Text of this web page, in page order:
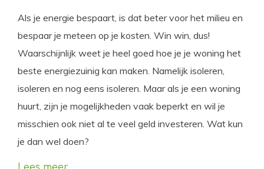
Als je energie bespaart, is dat beter voor het milieu en
bespaar je meteen op je kosten. Win win, dus!
Waarschijnlijk weet je heel goed hoe je je woning het
beste energiezuinig kan maken. Namelijk isoleren,
isoleren en nog eens isoleren. Maar als je een woning
huurt, zijn je mogelijkheden vaak beperkt en wil je
misschien ook niet al te veel geld investeren. Wat kun
je dan wel doen?